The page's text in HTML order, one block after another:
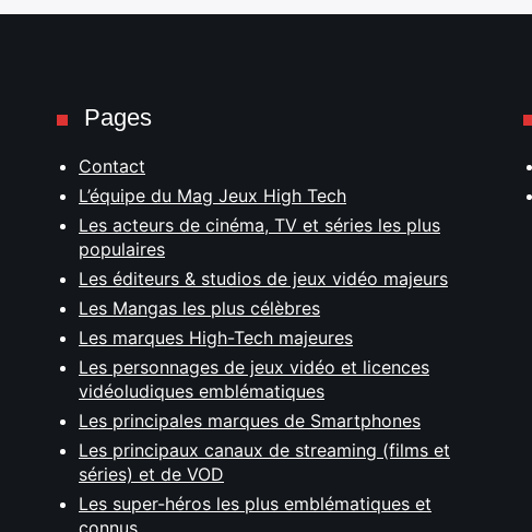
Pages
Contact
L’équipe du Mag Jeux High Tech
Les acteurs de cinéma, TV et séries les plus
populaires
Les éditeurs & studios de jeux vidéo majeurs
Les Mangas les plus célèbres
Les marques High-Tech majeures
Les personnages de jeux vidéo et licences
vidéoludiques emblématiques
Les principales marques de Smartphones
Les principaux canaux de streaming (films et
séries) et de VOD
Les super-héros les plus emblématiques et
connus